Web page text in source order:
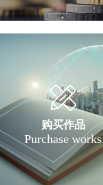
购买作品
Purchase works